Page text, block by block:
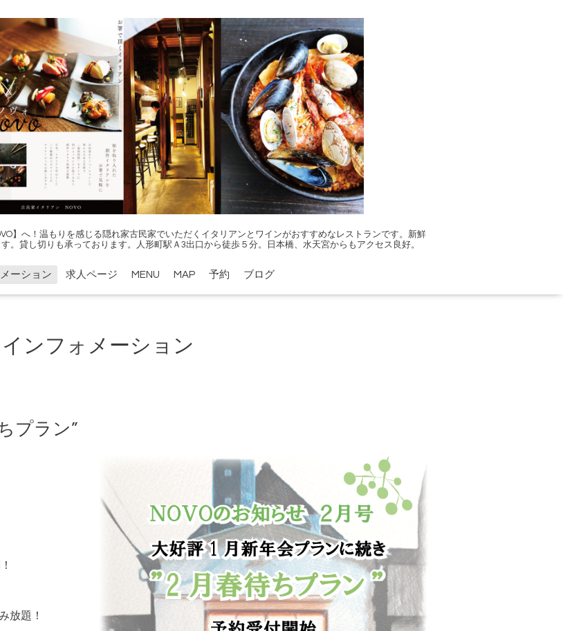
】へ！温もりを感じる隠れ家古民家でいただくイタリアンとワインがおすすめなレストランです。新鮮
。貸し切りも承っております。人形町駅Ａ3出口から徒歩５分。日本橋、水天宮からもアクセス良好。
ーション 求人ページ MENU MAP 予約 ブログ
インフォメーション
プラン”
放題 ！